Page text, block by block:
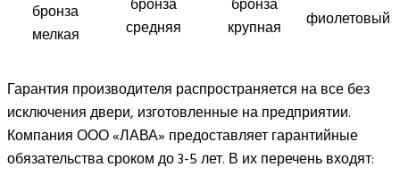
бронза
мелкая
бронза
средняя
бронза
крупная
фиолетовый
Гарантия производителя распространяется на все без
исключения двери, изготовленные на предприятии.
Компания ООО «ЛАВА» предоставляет гарантийные
обязательства сроком до 3-5 лет. В их перечень входят: